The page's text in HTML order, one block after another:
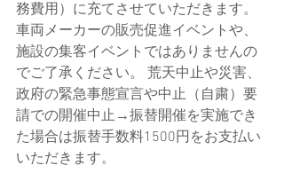
務費用）に充てさせていただきます。
車両メーカーの販売促進イベントや、
施設の集客イベントではありませんの
でご了承ください。 荒天中止や災害、
政府の緊急事態宣言や中止（自粛）要
請での開催中止→振替開催を実施でき
た場合は振替手数料1500円をお支払い
いただきます。